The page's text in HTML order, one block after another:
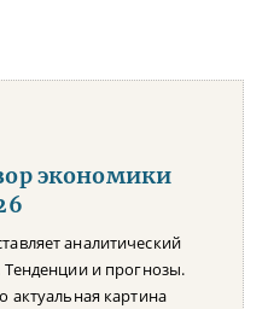
экономики
аналитический
и прогнозы.
картина